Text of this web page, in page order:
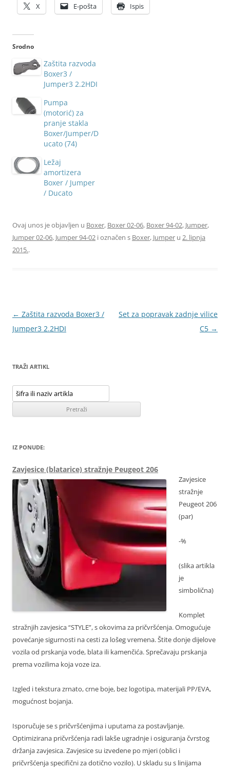
X E-pošta Ispis
Srodno
Zaštita razvoda
Boxer3 /
Jumper3 2.2HDI
Pumpa
(motorić) za
pranje stakla
Boxer/Jumper/D
ucato (74)
Ležaj
amortizera
Boxer / Jumper
/ Ducato
Ovaj unos je objavljen u Boxer, Boxer 02-06, Boxer 94-02, Jumper,
Jumper 02-06, Jumper 94-02 i označen s Boxer, Jumper u 2. lipnja
2015..
Navigacija
objava
← Zaštita razvoda Boxer3 /
Jumper3 2.2HDI
Set za popravak zadnje vilice
C5 →
TRAŽI ARTIKL
IZ PONUDE:
Zavjesice (blatarice) stražnje Peugeot 206
Zavjesice
stražnje
Peugeot 206
(par)
-%
(slika artikla
je
simbolična)
Komplet
stražnjih zavjesica “STYLE”, s okovima za pričvršćenja. Omogućuje
povećanje sigurnosti na cesti za lošeg vremena. Štite donje dijelove
vozila od prskanja vode, blata ili kamenčića. Sprečavaju prskanja
prema vozilima koja voze iza.
Izgled i tekstura zrnato, crne boje, bez logotipa, materijali PP/EVA,
mogućnost bojanja.
Isporučuje se s pričvršćenjima i uputama za postavljanje.
Optimizirana pričvršćenja radi lakše ugradnje i osiguranja čvrstog
držanja zavjesica. Zavjesice su izvedene po mjeri (oblici i
pričvršćenja specifični za dotično vozilo). U skladu su s linijama